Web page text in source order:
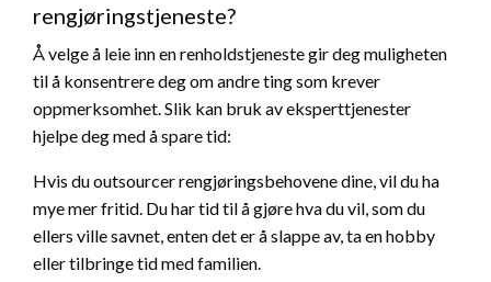
rengjøringstjeneste?
Å velge å leie inn en renholdstjeneste gir deg muligheten
til å konsentrere deg om andre ting som krever
oppmerksomhet. Slik kan bruk av eksperttjenester
hjelpe deg med å spare tid:
Hvis du outsourcer rengjøringsbehovene dine, vil du ha
mye mer fritid. Du har tid til å gjøre hva du vil, som du
ellers ville savnet, enten det er å slappe av, ta en hobby
eller tilbringe tid med familien.